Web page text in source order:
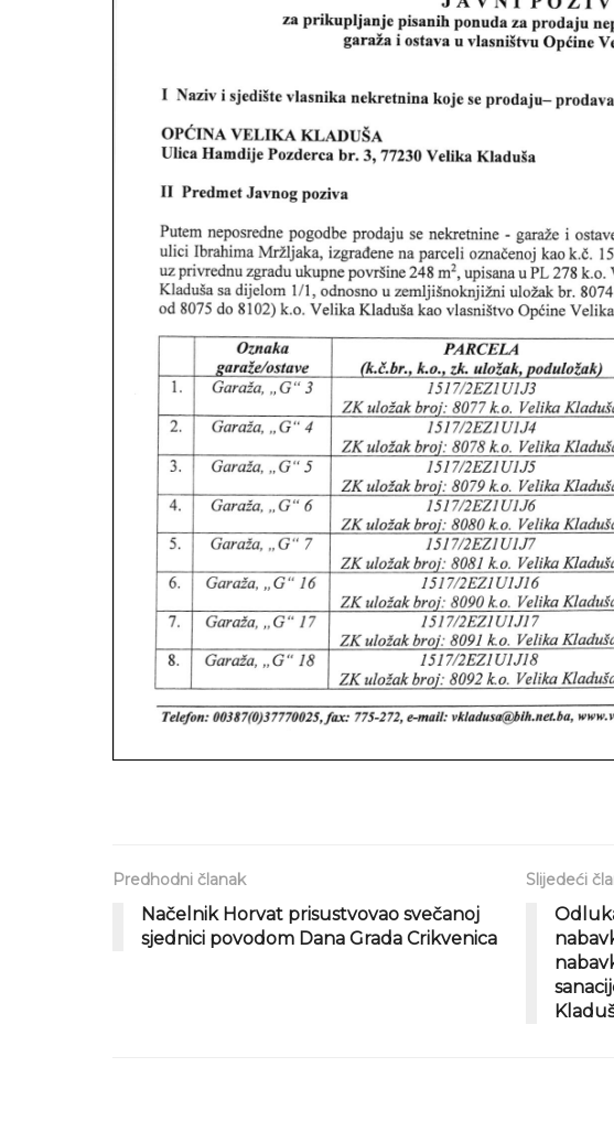
Predhodni članak
Načelnik Horvat prisustvovao svečanoj
sjednici povodom Dana Grada Crikvenica
Slijedeći